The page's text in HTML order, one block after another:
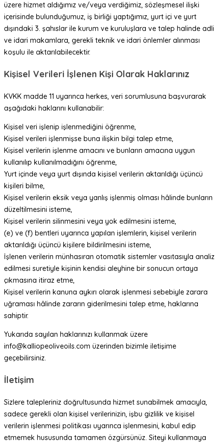
üzere hizmet aldığımız ve/veya verdiğimiz, sözleşmesel ilişki
içerisinde bulunduğumuz, iş birliği yaptığımız, yurt içi ve yurt
dışındaki 3. şahıslar ile kurum ve kuruluşlara ve talep halinde adli
ve idari makamlara, gerekli teknik ve idari önlemler alınması
koşulu ile aktarılabilecektir.
Kişisel Verileri İşlenen Kişi Olarak Haklarınız
KVKK madde 11 uyarınca herkes, veri sorumlusuna başvurarak
aşağıdaki haklarını kullanabilir:
Kişisel veri işlenip işlenmediğini öğrenme,
Kişisel verileri işlenmişse buna ilişkin bilgi talep etme,
Kişisel verilerin işlenme amacını ve bunların amacına uygun
kullanılıp kullanılmadığını öğrenme,
Yurt içinde veya yurt dışında kişisel verilerin aktarıldığı üçüncü
kişileri bilme,
Kişisel verilerin eksik veya yanlış işlenmiş olması hâlinde bunların
düzeltilmesini isteme,
Kişisel verilerin silinmesini veya yok edilmesini isteme,
(e) ve (f) bentleri uyarınca yapılan işlemlerin, kişisel verilerin
aktarıldığı üçüncü kişilere bildirilmesini isteme,
İşlenen verilerin münhasıran otomatik sistemler vasıtasıyla analiz
edilmesi suretiyle kişinin kendisi aleyhine bir sonucun ortaya
çıkmasına itiraz etme,
Kişisel verilerin kanuna aykırı olarak işlenmesi sebebiyle zarara
uğraması hâlinde zararın giderilmesini talep etme, haklarına
sahiptir.
Yukarıda sayılan haklarınızı kullanmak üzere
info@kalliopeoliveoils.com üzerinden bizimle iletişime
geçebilirsiniz.
İletişim
Sizlere talepleriniz doğrultusunda hizmet sunabilmek amacıyla,
sadece gerekli olan kişisel verilerinizin, işbu gizlilik ve kişisel
verilerin işlenmesi politikası uyarınca işlenmesini, kabul edip
etmemek hususunda tamamen özgürsünüz. Siteyi kullanmaya